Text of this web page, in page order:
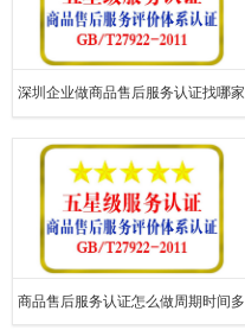
深圳企业做商品售后服务认证找哪家
商品售后服务认证怎么做周期时间多